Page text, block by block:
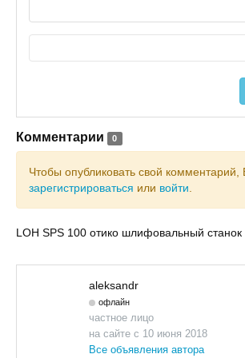
Комментарии 0
Чтобы опубликовать свой
зарегистрироваться или войти
LOH SPS 100 отико шлифовальный
aleksandr
офлайн
частное лицо
на сайте с 10 июня 2018
Все объявления автора